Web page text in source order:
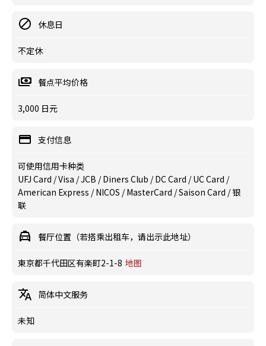
休息日
不定休
餐点平均价格
3,000 日元
支付信息
可使用信用卡种类
UFJ Card / Visa / JCB / Diners Club / DC Card / UC Card /
American Express / NICOS / MasterCard / Saison Card / 银
联
餐厅位置（若搭乘出租车，请出示此地址）
東京都千代田区有楽町2-1-8 地图
简体中文服务
未知